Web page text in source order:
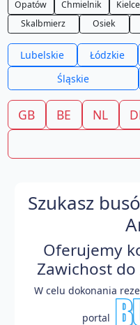
Opatów Chmielnik Kielce
Skalbmierz
Osiek
Lubelskie Łódzkie
Śląskie
GB BE NL
Szukasz
Oferujemy
Zawichost
W celu dokonania
portal